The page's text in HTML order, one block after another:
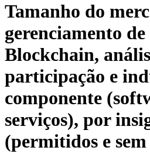
Tamanho do
gerenciamento
Blockchain,
participação e
componente
serviços), por
(permitidos e